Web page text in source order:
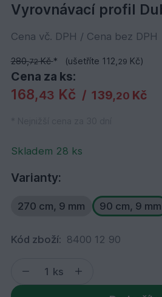
Vyrovnávací profil
Cena vč. DPH / Cena bez DPH
280,72Kč* (ušetříte 112,29 Kč)
Cena za ks:
168,43 Kč / 139,20 Kč
Skladem 28 ks
Varianty:
270 cm, 9 mm 90 cm, 9 mm
Kód zboží: 8400 12 90
ks